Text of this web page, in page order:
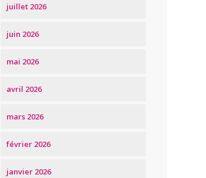
juillet 2026
juin 2026
mai 2026
avril 2026
mars 2026
février 2026
janvier 2026